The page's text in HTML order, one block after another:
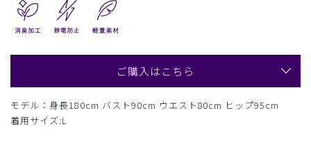
ご購入はこちら
モデル：身長180cm バスト90cm ウエスト80cm ヒップ95cm
着用サイズ:L